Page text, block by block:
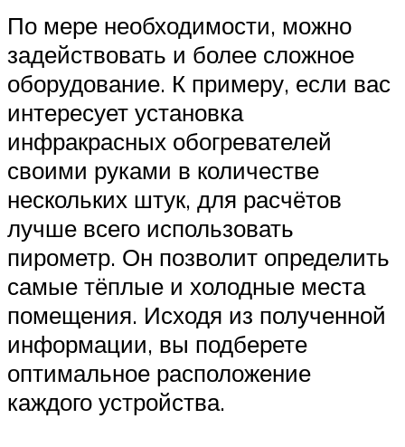
По мере необходимости, можно
задействовать и более сложное
оборудование. К примеру, если вас
интересует установка
инфракрасных обогревателей
своими руками в количестве
нескольких штук, для расчётов
лучше всего использовать
пирометр. Он позволит определить
самые тёплые и холодные места
помещения. Исходя из полученной
информации, вы подберете
оптимальное расположение
каждого устройства.